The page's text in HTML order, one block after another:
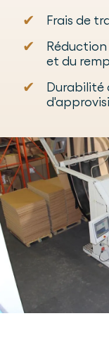
✔ Frais de
✔
et du
✔
Durabilité